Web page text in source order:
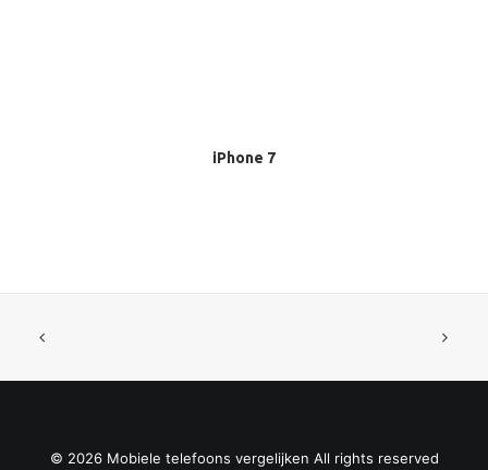
READ MORE
iPhone 7
© 2026 Mobiele telefoons vergelijken All rights reserved